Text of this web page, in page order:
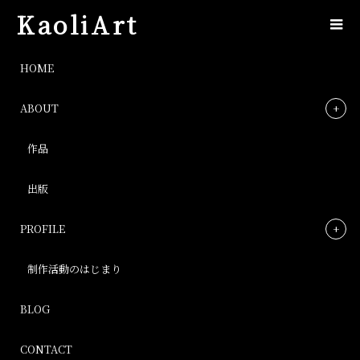
KaoliArt
HOME
ABOUT
作品
出版
PROFILE
制作活動のはじまり
BLOG
CONTACT
img_4383
Post